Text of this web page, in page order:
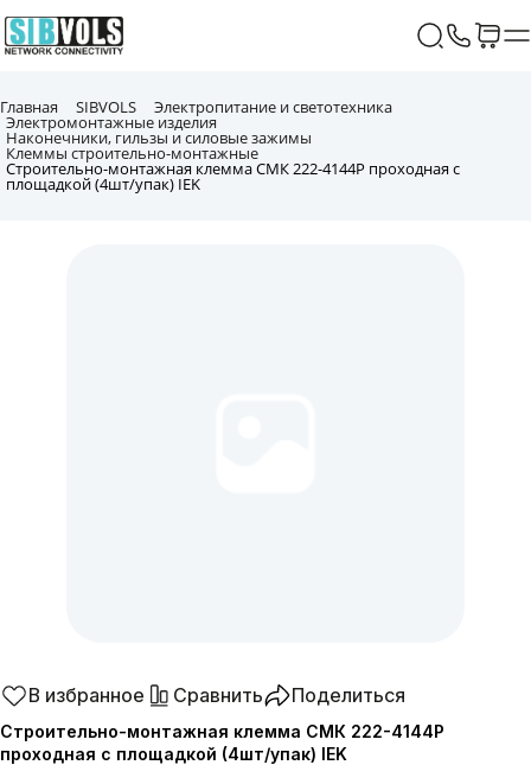
Главная SIBVOLS Электропитание и светотехника
Электромонтажные изделия
Наконечники, гильзы и силовые зажимы
Клеммы строительно-монтажные
Строительно-монтажная клемма СМК 222-4144P проходная с
площадкой (4шт/упак) IEK
В избранное Сравнить Поделиться
Строительно-монтажная клемма СМК 222-4144P
проходная с площадкой (4шт/упак) IEK